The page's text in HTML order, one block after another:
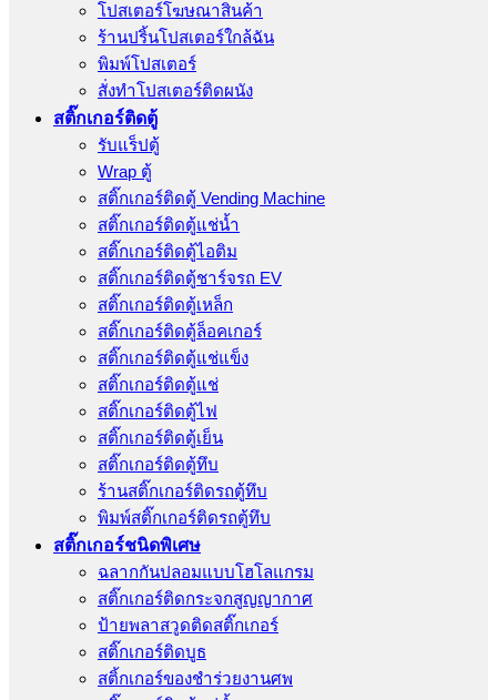
โปสเตอร์โฆษณาสินค้า
ร้านปริ้นโปสเตอร์ใกล้ฉัน
พิมพ์โปสเตอร์
สั่งทําโปสเตอร์ติดผนัง
สติ๊กเกอร์ติดตู้
รับแร็ปตู้
Wrap ตู้
สติ๊กเกอร์ติดตู้ Vending Machine
สติ๊กเกอร์ติดตู้แช่น้ำ
สติ๊กเกอร์ติดตู้ไอติม
สติ๊กเกอร์ติดตู้ชาร์จรถ EV
สติ๊กเกอร์ติดตู้เหล็ก
สติ๊กเกอร์ติดตู้ล็อคเกอร์
สติ๊กเกอร์ติดตู้แช่แข็ง
สติ๊กเกอร์ติดตู้แช่
สติ๊กเกอร์ติดตู้ไฟ
สติ๊กเกอร์ติดตู้เย็น
สติ๊กเกอร์ติดตู้ทึบ
ร้านสติ๊กเกอร์ติดรถตู้ทึบ
พิมพ์สติ๊กเกอร์ติดรถตู้ทึบ
สติ๊กเกอร์ชนิดพิเศษ
ฉลากกันปลอมแบบโฮโลแกรม
สติ๊กเกอร์ติดกระจกสูญญากาศ
ป้ายพลาสวูดติดสติ๊กเกอร์
สติ๊กเกอร์ติดบูธ
สติ้กเกอร์ของชำร่วยงานศพ